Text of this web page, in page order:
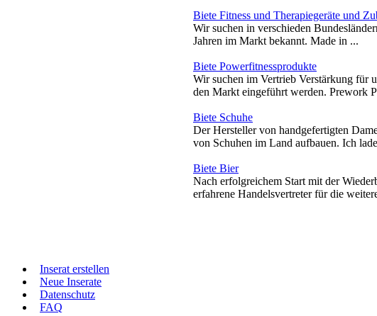
Biete Fitness und Therapiegeräte und
Wir suchen in verschieden
Jahren im Markt bekannt. Made in ...
Biete Powerfitnessprodukte
Wir suchen im Vertrieb Verstärkung für
den Markt eingeführt werden. Prework
Biete Schuhe
Der Hersteller von handgefertigten
von Schuhen im Land aufbauen. Ich
Biete Bier
Nach erfolgreichem Start mit der
erfahrene Handelsvertreter für die
Inserat erstellen
Neue Inserate
Datenschutz
FAQ